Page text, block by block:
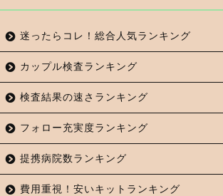
迷ったらコレ！総合人気ランキング
カップル検査ランキング
検査結果の速さランキング
フォロー充実度ランキング
提携病院数ランキング
費用重視！安いキットランキング